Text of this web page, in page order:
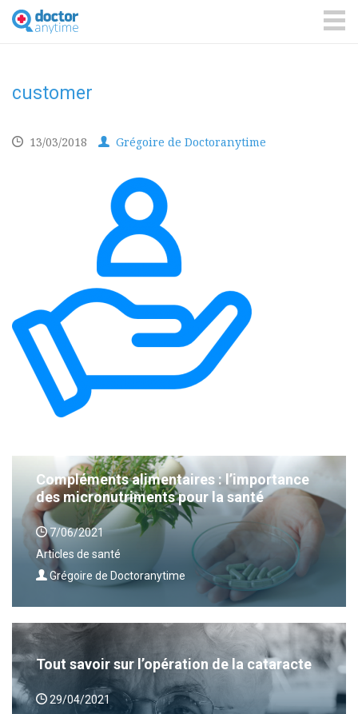
DoctorAnyTime
You
are
customer
13/03/2018 Grégoire de Doctoranytime
Compléments alimentaires : l’importance
des micronutriments pour la santé
7/06/2021
Articles de santé
Grégoire de Doctoranytime
Tout savoir sur l’opération de la cataracte
29/04/2021